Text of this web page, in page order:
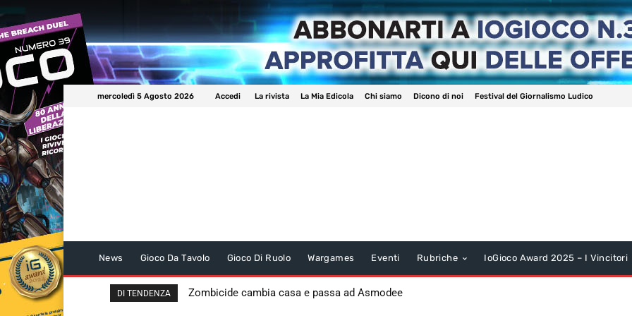
mercoledì 5 Agosto 2026 Accedi La rivista La Mia Edicola Chi siamo Dicono di noi Festival del Giornalismo Ludico
News Gioco Da Tavolo Gioco Di Ruolo Wargames Eventi Rubriche IoGioco Award 2025 – I Vincitori
DI TENDENZA Zombicide cambia casa e passa ad Asmodee